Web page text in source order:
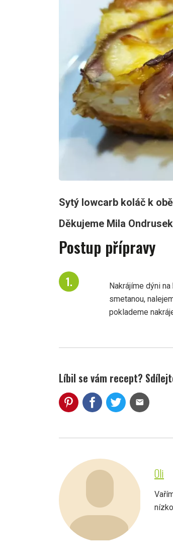
Sytý lowcarb koláč k
Děkujeme Mila
Postup přípravy
Nakrájíme dýni
smetanou,
poklademe
Líbil se vám recept?
mail
Oli